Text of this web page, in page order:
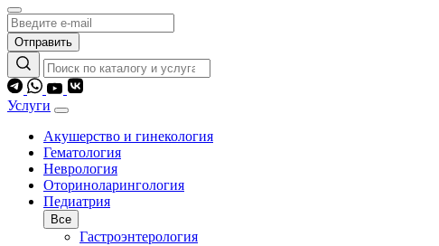
Отправить
Услуги
Акушерство и гинекология
Гематология
Неврология
Оториноларингология
Педиатрия
Все
Гастроэнтерология